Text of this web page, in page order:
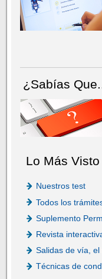
¿Sabías
Lo Más Visto
Nuestros test
Todos los
Suplemento
Revista
Salidas de vía,
Técnicas de